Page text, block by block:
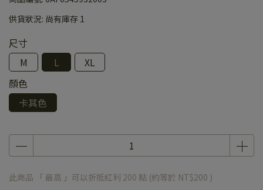
供貨狀況: 尚有庫存 1
尺寸
M
L
XL
顏色
卡其色
此商品 「 最高 」可以折抵紅利 200 點 (約等於 NT$200 )